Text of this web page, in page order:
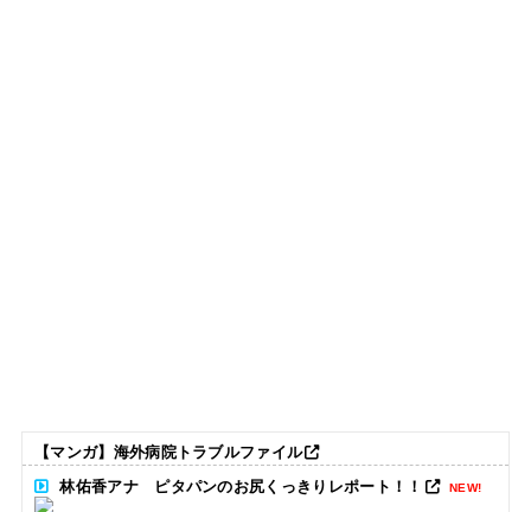
【マンガ】海外病院トラブルファイル
林佑香アナ ピタパンのお尻くっきりレポート！！
NEW!